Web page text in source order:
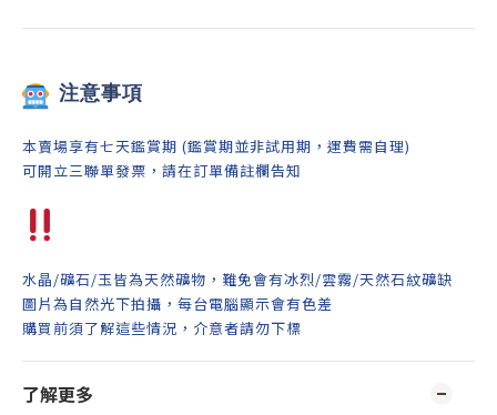
注意事項
本賣場享有七天鑑賞期 (鑑賞期並非試用期，運費需自理)
可開立三聯單發票，請在訂單備註欄告知
水晶/礦石/玉皆為天然礦物，難免會有冰烈/雲霧/天然石紋礦缺
圖片為自然光下拍攝，每台電腦顯示會有色差
購買前須了解這些情況，介意者請勿下標
了解更多